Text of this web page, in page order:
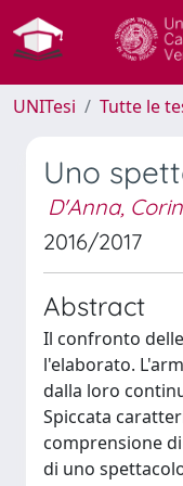
UNITesi Tutte le
Uno
D'Anna,
2016/2017
Abstract
Il confronto
l'elaborato.
dalla loro
Spiccata
comprensione
di uno